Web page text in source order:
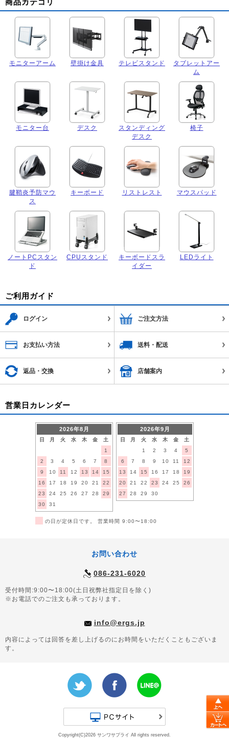
モニターアーム 壁掛け金具 テレビスタンド
タブレットアー
ム
モニター台 デスク
スタンディング
デスク
椅子
腱鞘炎予防マウ
ス
キーボード リストレスト マウスパッド
ノートPCスタン
ド
CPUスタンド
キーボードスラ
イダー
LEDライト
ご利用ガイド
ログイン ご注文方法
お支払い方法 送料・配送
返品・交換 店舗案内
営業日カレンダー
2026年8月
日 月 火 水 木 金
土
1
2
3 4 5 6 7
8
9
10 11 12 13 14
15
16
17 18 19 20 21
22
23
24 25 26 27 28
29
30
31
2026年9月
日 月 火 水 木 金
土
1
2 3 4
5
6
7 8 9 10 11
12
13
14 15 16 17 18
19
20
21 22 23 24 25
26
27
28 29 30
の日が定休日です。 営業時間 9:00〜18:00
お問い合わせ
086-231-6020
受付時間:9:00〜18:00(土日祝弊社指定日を除く)
※お電話でのご注文も承っております。
info@ergs.jp
内容によっては回答を差し上げるのにお時間をいただくこともございま
す。
Copyright(C)2026 サンワサプライ All rights reserved.